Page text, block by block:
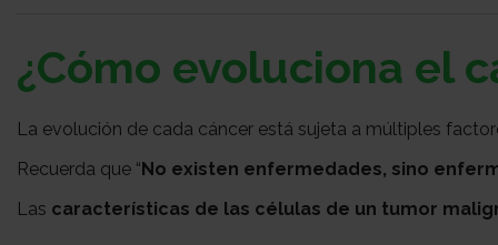
¿Cómo evoluciona el
La evolución de cada cáncer está sujeta a múltiples
Recuerda que “No existen enfermedades, sino
Las características de las células de un tumor